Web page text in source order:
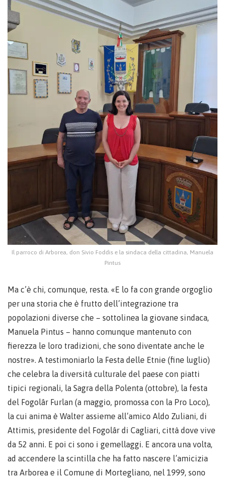
Il parroco di Arborea, don Sivio Foddis e la sindaca della cittadina, Manuela
Pintus
Ma c’è chi, comunque, resta. «E lo fa con grande orgoglio
per una storia che è frutto dell’integrazione tra
popolazioni diverse che – sottolinea la giovane sindaca,
Manuela Pintus – hanno comunque mantenuto con
fierezza le loro tradizioni, che sono diventate anche le
nostre». A testimoniarlo la Festa delle Etnie (fine luglio)
che celebra la diversità culturale del paese con piatti
tipici regionali, la Sagra della Polenta (ottobre), la festa
del Fogolâr Furlan (a maggio, promossa con la Pro Loco),
la cui anima è Walter assieme all’amico Aldo Zuliani, di
Attimis, presidente del Fogolâr di Cagliari, città dove vive
da 52 anni. E poi ci sono i gemellaggi. E ancora una volta,
ad accendere la scintilla che ha fatto nascere l’amicizia
tra Arborea e il Comune di Mortegliano, nel 1999, sono